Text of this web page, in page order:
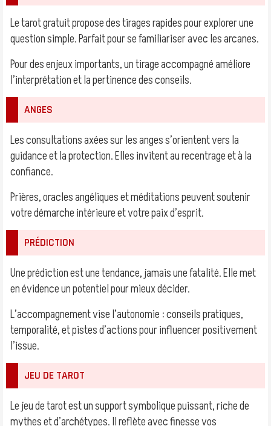
Le tarot gratuit propose des tirages rapides pour explorer une
question simple. Parfait pour se familiariser avec les arcanes.
Pour des enjeux importants, un tirage accompagné améliore
l’interprétation et la pertinence des conseils.
ANGES
Les consultations axées sur les anges s’orientent vers la
guidance et la protection. Elles invitent au recentrage et à la
confiance.
Prières, oracles angéliques et méditations peuvent soutenir
votre démarche intérieure et votre paix d’esprit.
PRÉDICTION
Une prédiction est une tendance, jamais une fatalité. Elle met
en évidence un potentiel pour mieux décider.
L’accompagnement vise l’autonomie : conseils pratiques,
temporalité, et pistes d’actions pour influencer positivement
l’issue.
JEU DE TAROT
Le jeu de tarot est un support symbolique puissant, riche de
mythes et d’archétypes. Il reflète avec finesse vos